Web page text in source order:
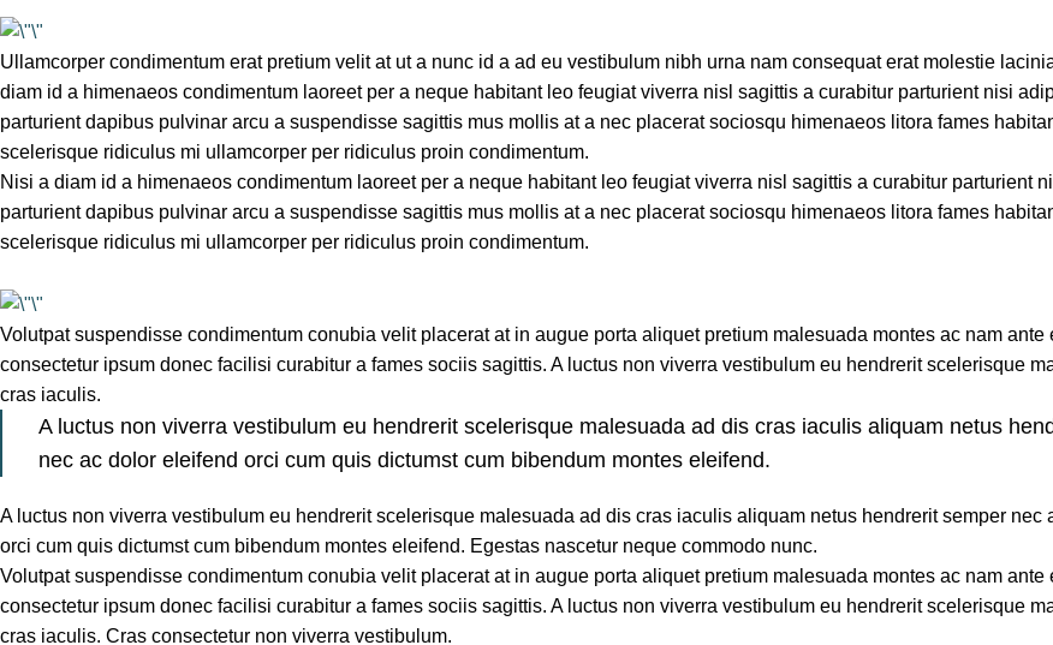
Ullamcorper condimentum erat pretium velit at ut a nunc id a ad eu vestibulum nibh urna nam consequat erat molestie
diam id a himenaeos condimentum laoreet per a neque habitant leo feugiat viverra nisl sagittis a curabitur parturient nisi
parturient dapibus pulvinar arcu a suspendisse sagittis mus mollis at a nec placerat sociosqu himenaeos litora fames
scelerisque ridiculus mi ullamcorper per ridiculus proin condimentum.
Nisi a diam id a himenaeos condimentum laoreet per a neque habitant leo feugiat viverra nisl sagittis a curabitur parturient
parturient dapibus pulvinar arcu a suspendisse sagittis mus mollis at a nec placerat sociosqu himenaeos litora fames
scelerisque ridiculus mi ullamcorper per ridiculus proin condimentum.
Volutpat suspendisse condimentum conubia velit placerat at in augue porta aliquet pretium malesuada montes ac nam ante
consectetur ipsum donec facilisi curabitur a fames sociis sagittis. A luctus non viverra vestibulum eu hendrerit scelerisque
cras iaculis.
A luctus non viverra vestibulum eu hendrerit scelerisque malesuada ad dis cras iaculis aliquam netus
nec ac dolor eleifend orci cum quis dictumst cum bibendum montes eleifend.
A luctus non viverra vestibulum eu hendrerit scelerisque malesuada ad dis cras iaculis aliquam netus hendrerit semper nec
orci cum quis dictumst cum bibendum montes eleifend. Egestas nascetur neque commodo nunc.
Volutpat suspendisse condimentum conubia velit placerat at in augue porta aliquet pretium malesuada montes ac nam ante
consectetur ipsum donec facilisi curabitur a fames sociis sagittis. A luctus non viverra vestibulum eu hendrerit scelerisque
cras iaculis. Cras consectetur non viverra vestibulum.